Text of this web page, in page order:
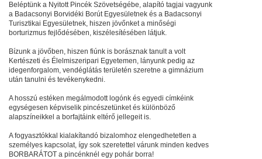
Beléptünk a Nyitott Pincék Szövetségébe, alapító tagjai vagyunk
a Badacsonyi Borvidéki Borút Egyesületnek és a Badacsonyi
Turisztikai Egyesületnek, hiszen jövőnket a minőségi
borturizmus fejlődésében, kiszélesítésében látjuk.
Bízunk a jövőben, hiszen fiúnk is borásznak tanult a volt
Kertészeti és Élelmiszeripari Egyetemen, lányunk pedig az
idegenforgalom, vendéglátás területén szeretne a gimnázium
után tanulni és tevékenykedni.
A hosszú estéken megálmodott logónk és egyedi címkéink
egységesen képviselik pincészetünket és különböző
alapszíneikkel a borfajtáink eltérő jellegeit is.
A fogyasztókkal kialakítandó bizalomhoz elengedhetetlen a
személyes kapcsolat, így sok szeretettel várunk minden kedves
BORBARÁTOT a pincénknél egy pohár borra!